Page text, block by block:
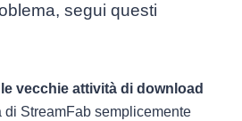
segui questi
vecchie attività di download
StreamFab semplicemente